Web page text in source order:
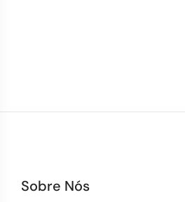
Sobre Nós